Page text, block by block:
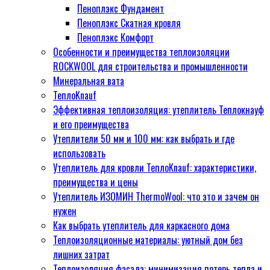
утеплитель ТеплоKnauf для
кровли сохранит тепло и ваши
деньги
Теплоизоляция нового
поколения: раскройте
преимущества Изомин
Thermowool Стандарт
Тепло под замком: как купить
теплоизоляцию и забыть о
холоде
Поликарбонат 6 мм:
оптимальный выбор цены и
качества
Какой кладочный раствор
Основит выбрать для вашего
строительства?
Тепло ли тебе, дом? Выбираем
утеплитель Урса Гео для
Пеноплэкс Фундамент
Пеноплэкс Скатная кровля
Пеноплэкс Комфорт
Особенности и преимущества теплоизоляции
ROCKWOOL для строительства и промышленности
Минеральная вата
ТеплоKnauf
Эффективная теплоизоляция: утеплитель Теплокнауф
и его преимущества
Утеплители 50 мм и 100 мм: как выбрать и где
использовать
Утеплитель для кровли ТеплоKnauf: характеристики,
преимущества и цены
Утеплитель ИЗОМИН ThermoWool: что это и зачем он
нужен
Как выбрать утеплитель для каркасного дома
Теплоизоляционные материалы: уютный дом без
лишних затрат